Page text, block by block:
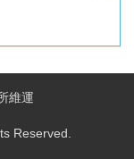
維運
Reserved.